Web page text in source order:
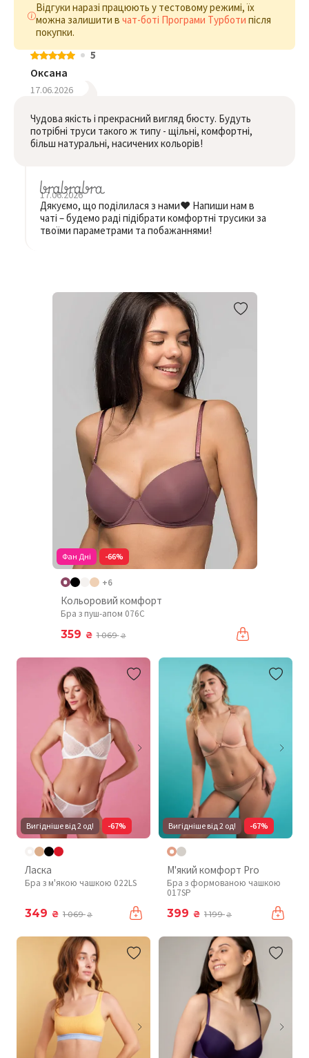
Відгуки наразі працюють у тестовому режимі, їх
можна залишити в чат-боті Програми Турботи після
покупки.
5
Оксана
17.06.2026
Чудова якість і прекрасний вигляд бюсту. Будуть
потрібні труси такого ж типу - щільні, комфортні,
більш натуральні, насичених кольорів!
17.06.2026
Дякуємо, що поділилася з нами❤️ Напиши нам в
чаті – будемо раді підібрати комфортні трусики за
твоїми параметрами та побажаннями!
Фан Дні -66%
+6
Кольоровий комфорт
Бра з пуш-апом 076C
359 ₴ 1 069₴
Вигідніше від 2 од! -67%
Ласка
Бра з м'якою чашкою 022LS
349 ₴ 1 069₴
Вигідніше від 2 од! -67%
М'який комфорт Pro
Бра з формованою чашкою
017SP
399 ₴ 1 199₴